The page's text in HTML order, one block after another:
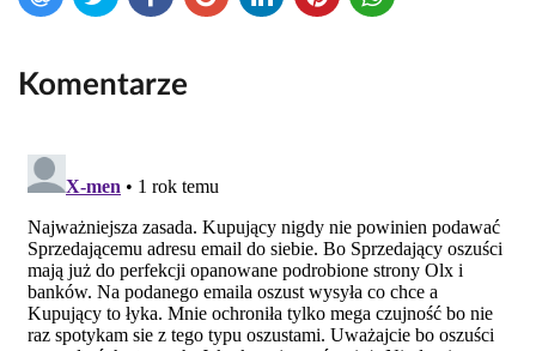
Komentarze